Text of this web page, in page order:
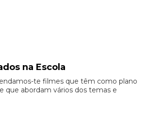
na Escola
te filmes que têm como plano
que abordam vários dos temas e